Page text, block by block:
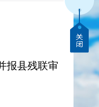
报县残联审